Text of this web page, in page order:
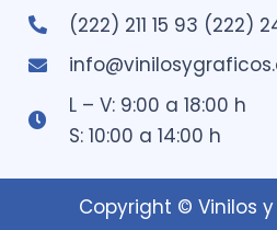
(222) 211 15 93 (222)
L – V: 9:00 a 18:00 h
S: 10:00 a 14:00 h
Copyright © Vinilos